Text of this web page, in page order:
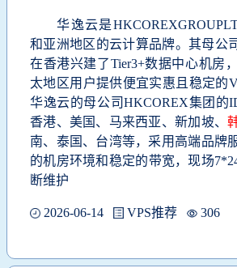
华逸云是
和亚洲地区的云计算品牌。其母公
在香港兴建了Tier3+数据中心机房
太地区用户提供便宜实惠且稳定的
华逸云的母公司HKCOREX集团的
香港、美国、马来西亚、新加坡、
南、泰国、台湾等，采用高端品牌
的机房环境和稳定的带宽，现场
断维护
2026-06-14 VPS推荐 306